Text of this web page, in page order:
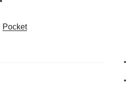
Pocket